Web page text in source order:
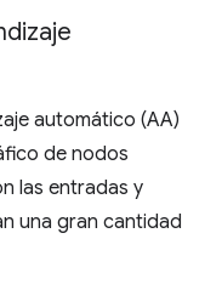
automático (AA)
de nodos
las entradas y
una gran cantidad